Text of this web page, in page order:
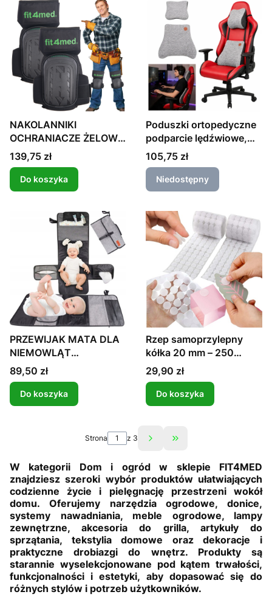
NAKOLANNIKI
OCHRANIACZE ŻELOWE
KOLAN BRUKARSKIE
Cena
139,75 zł
Do koszyka
Poduszki ortopedyczne
podparcie lędźwiowe,
poduszka na szyję, do
siedzenia, samochodu,
biura z pianką memory
foam, Wobell
Cena
105,75 zł
Niedostępny
PRZEWIJAK MATA DLA
NIEMOWLĄT
TURYSTYCZNA DO
PRZEWIJANIA
ORGANZER
ROZKŁADANY
Cena
89,50 zł
Do koszyka
Rzep samoprzylepny
kółka 20 mm – 250
kompletów , biały
Cena
29,90 zł
Do koszyka
Strona z 3 Przejdź do ostatniej
W kategorii Dom i ogród w sklepie FIT4MED
znajdziesz szeroki wybór produktów ułatwiających
codzienne życie i pielęgnację przestrzeni wokół
domu. Oferujemy narzędzia ogrodowe, donice,
systemy nawadniania, meble ogrodowe, lampy
zewnętrzne, akcesoria do grilla, artykuły do
sprzątania, tekstylia domowe oraz dekoracje i
praktyczne drobiazgi do wnętrz. Produkty są
starannie wyselekcjonowane pod kątem trwałości,
funkcjonalności i estetyki, aby dopasować się do
różnych stylów i potrzeb użytkowników.